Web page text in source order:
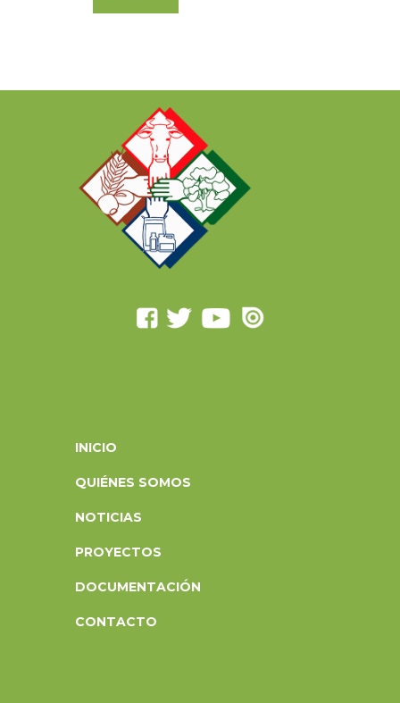
INICIO
QUIÉNES SOMOS
NOTICIAS
PROYECTOS
DOCUMENTACIÓN
CONTACTO